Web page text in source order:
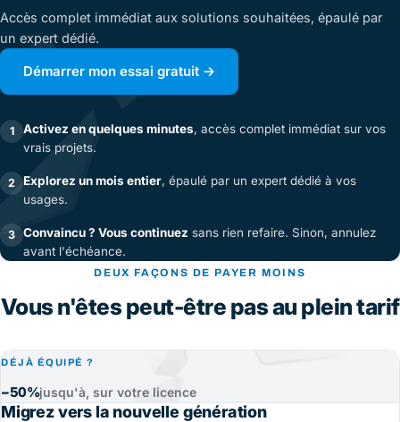
Accès complet immédiat aux solutions souhaitées, épaulé par
un expert dédié.
Démarrer mon essai gratuit →
1 Activez en quelques minutes, accès complet immédiat sur vos
vrais projets.
2 Explorez un mois entier, épaulé par un expert dédié à vos
usages.
3 Convaincu ? Vous continuez sans rien refaire. Sinon, annulez
avant l'échéance.
DEUX FAÇONS DE PAYER MOINS
Vous n'êtes peut-être pas au plein tarif
DÉJÀ ÉQUIPÉ ?
−50%jusqu'à, sur votre licence
Migrez vers la nouvelle génération